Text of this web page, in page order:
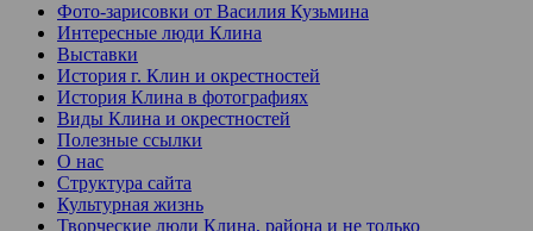
Фото-зарисовки от Василия Кузьмина
Интересные люди Клина
Выставки
История г. Клин и окрестностей
История Клина в фотографиях
Виды Клина и окрестностей
Полезные ссылки
О нас
Структура сайта
Культурная жизнь
Творческие люди Клина, района и не только